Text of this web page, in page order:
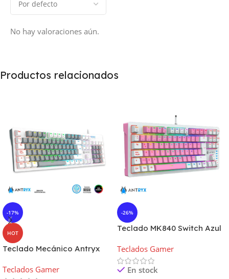
No hay valoraciones aún.
Productos relacionados
-17%
HOT
Teclado Mecánico Antryx
Teclados Gamer
-26%
Teclado MK840 Switch Azul
Mecánico
Teclados Gamer
En stock